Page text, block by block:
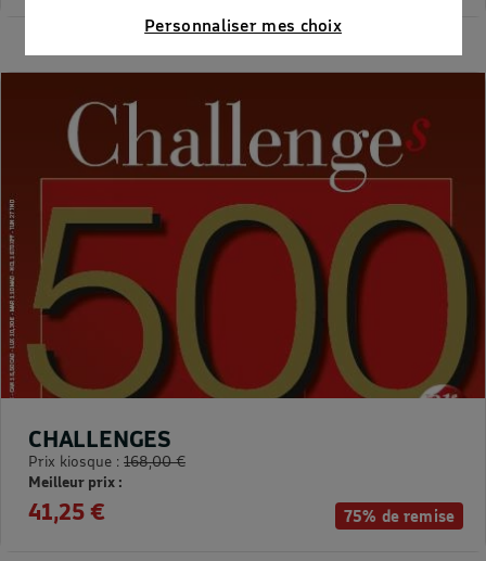
75% de remise
CHALLENGES
Prix kiosque : 168,00 €
Meilleur prix :
41,25 €
Connaître notre politique cookies et la liste de nos
Personnaliser mes choix